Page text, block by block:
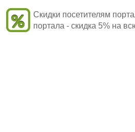
Скидки посетителям
портала - скидка 5% на